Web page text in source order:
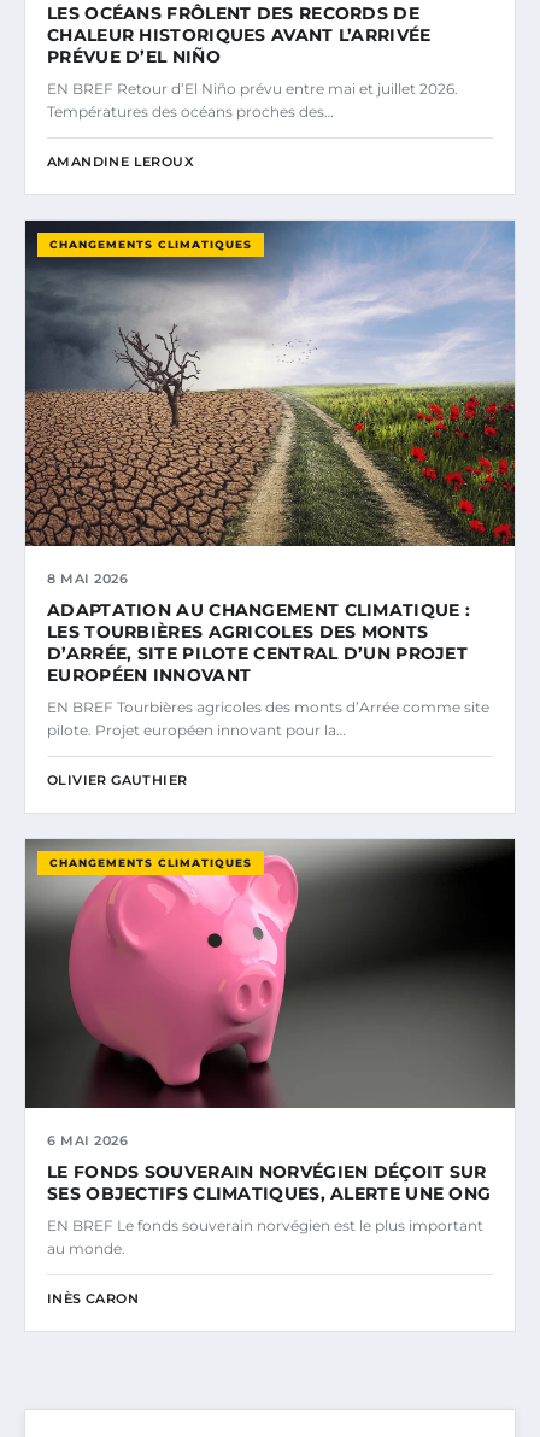
LES OCÉANS FRÔLENT DES RECORDS DE
CHALEUR HISTORIQUES AVANT L’ARRIVÉE
PRÉVUE D’EL NIÑO
EN BREF Retour d’El Niño prévu entre mai et juillet 2026.
Températures des océans proches des…
AMANDINE LEROUX
CHANGEMENTS CLIMATIQUES
8 MAI 2026
ADAPTATION AU CHANGEMENT CLIMATIQUE :
LES TOURBIÈRES AGRICOLES DES MONTS
D’ARRÉE, SITE PILOTE CENTRAL D’UN PROJET
EUROPÉEN INNOVANT
EN BREF Tourbières agricoles des monts d’Arrée comme site
pilote. Projet européen innovant pour la…
OLIVIER GAUTHIER
CHANGEMENTS CLIMATIQUES
6 MAI 2026
LE FONDS SOUVERAIN NORVÉGIEN DÉÇOIT SUR
SES OBJECTIFS CLIMATIQUES, ALERTE UNE ONG
EN BREF Le fonds souverain norvégien est le plus important
au monde.
INÈS CARON